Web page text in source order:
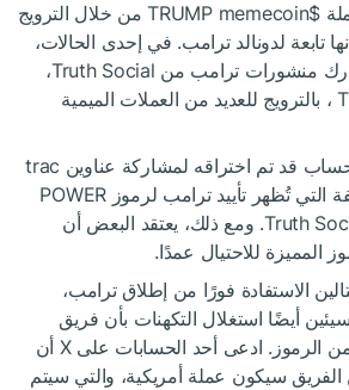
$TRUMP
memecoin من خلال الترويج
تابعة لدونالد ترامب. في إحدى الحالات،
قام حساب على X يشارك منشورات ترامب من Truth Social،
وهو TrumpDailyPosts ، بالترويج للعديد من العملات الميمية
هناك تقارير تفيد بأن الحساب قد تم اختراقه لمشاركة عناوين trac
ولقطات الشاشة المزيفة التي تُظهر تأييد ترامب لرموز POWER
وWIN المميزة على Truth Social. ومع ذلك، يعتقد البعض أن
المميزة للاحتيال عمدًا.
الاستفادة فورًا من إطلاق ترامب،
أيضًا استغلال التكهنات بأن فريق
ترامب سيطلق المزيد من الرموز. ادعى أحد الحسابات على X أن
الفريق سيكون عملة أمريكية، والتي سيتم